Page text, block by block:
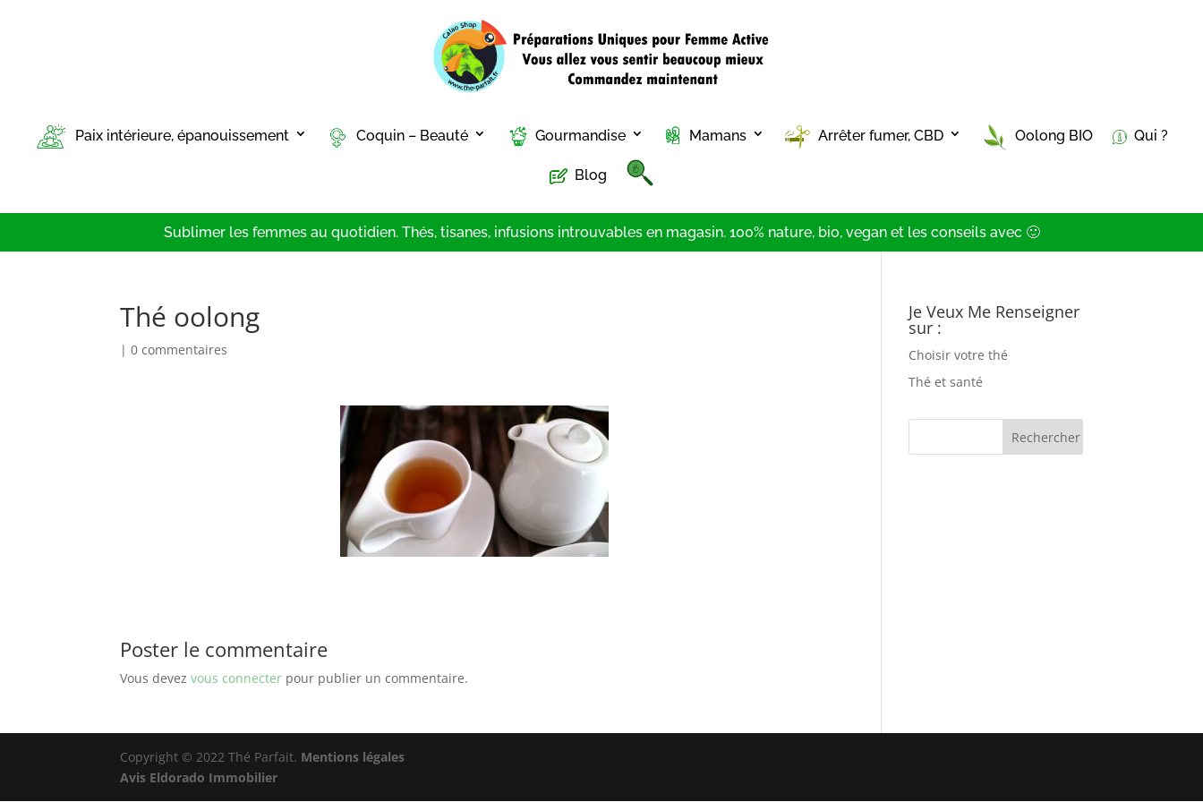
Paix intérieure, épanouissement Coquin – Beauté Gourmandise Mamans Arrêter fumer, CBD Oolong BIO Qui ?
Blog
Sublimer les femmes au quotidien. Thés, tisanes, infusions introuvables en magasin. 100% nature, bio, vegan et les conseils avec 🙂
Thé oolong
|0 commentaires
Poster le commentaire
Vous devezvous connecter pour publier un commentaire.
Je Veux Me Renseigner
sur :
Choisir votre thé
Thé et santé
Copyright © 2022 Thé Parfait. Mentions légales
Avis Eldorado Immobilier